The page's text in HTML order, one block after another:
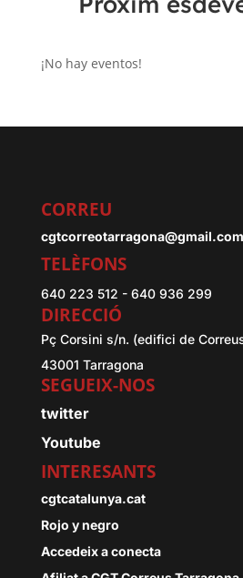
¡No hay eventos!
CORREU
cgtcorreotarragona@gmail.com
TELÈFONS
640 223 512 - 640 936 299
DIRECCIÓ
Pç Corsini s/n. (edifici de
43001 Tarragona
SEGUEIX-NOS
twitter
Youtube
INTERESANTS
cgtcatalunya.cat
Rojo y negro
Accedeix a conecta